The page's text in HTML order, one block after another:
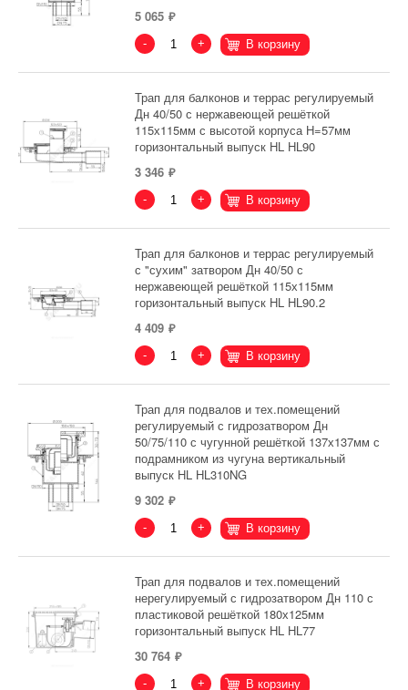
5 065
- + В корзину
Трап для балконов и террас регулируемый
Дн 40/50 с нержавеющей решёткой
115х115мм с высотой корпуса H=57мм
горизонтальный выпуск HL HL90
3 346
- + В корзину
Трап для балконов и террас регулируемый
с "сухим" затвором Дн 40/50 с
нержавеющей решёткой 115х115мм
горизонтальный выпуск HL HL90.2
4 409
- + В корзину
Трап для подвалов и тех.помещений
регулируемый с гидрозатвором Дн
50/75/110 с чугунной решёткой 137х137мм с
подрамником из чугуна вертикальный
выпуск HL HL310NG
9 302
- + В корзину
Трап для подвалов и тех.помещений
нерегулируемый с гидрозатвором Дн 110 с
пластиковой решёткой 180х125мм
горизонтальный выпуск HL HL77
30 764
- + В корзину